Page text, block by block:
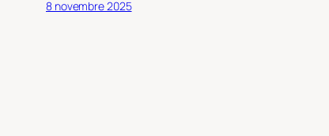
8 novembre 2025